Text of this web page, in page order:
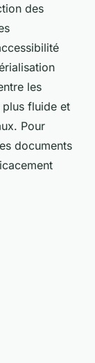
des
les
fluide et
Pour
documents